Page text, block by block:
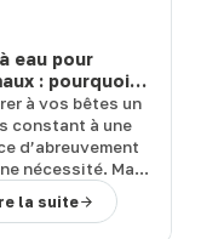
eau pour
: pourquoi
un abreuvoir
marque Suevia
à vos bêtes un
constant à une
d’abreuvement
nécessité. Mais
?Terwagne,
la suite